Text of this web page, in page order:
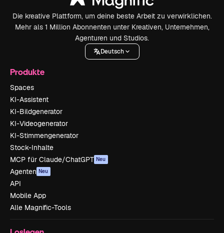
Die kreative Plattform, um deine beste Arbeit zu verwirklichen.
Mehr als 1 Million Abonnenten unter Kreativen, Unternehmen,
Agenturen und Studios.
Deutsch
Produkte
Spaces
KI-Assistent
KI-Bildgenerator
KI-Videogenerator
KI-Stimmengenerator
Stock-Inhalte
MCP für Claude/ChatGPT Neu
Agenten Neu
API
Mobile App
Alle Magnific-Tools